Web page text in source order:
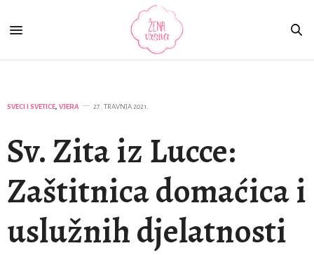
SVECI I SVETICE, VJERA 27. TRAVNJA 2021.
Sv. Zita iz Lucce:
Zaštitnica domaćica i
uslužnih djelatnosti